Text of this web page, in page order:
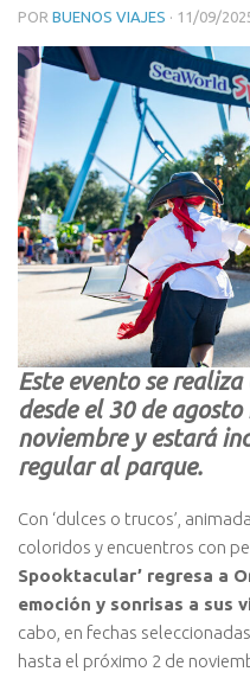
POR BUENOS VIAJES · 11/09/
Este evento se
desde el 30 de
noviembre y estará
regular al parque.
Con ‘dulces o trucos’,
coloridos y encuentros con
Spooktacular’ regresa a
emoción y sonrisas a sus
cabo, en fechas
hasta el próximo 2 de